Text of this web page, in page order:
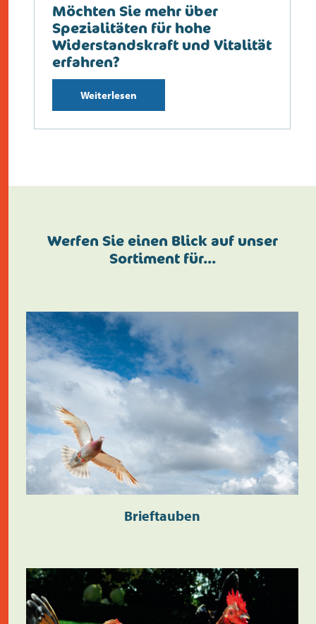
Möchten Sie mehr über
Spezialitäten für hohe
Widerstandskraft und Vitalität
erfahren?
Weiterlesen
Werfen Sie einen Blick auf unser
Sortiment für…
Brieftauben